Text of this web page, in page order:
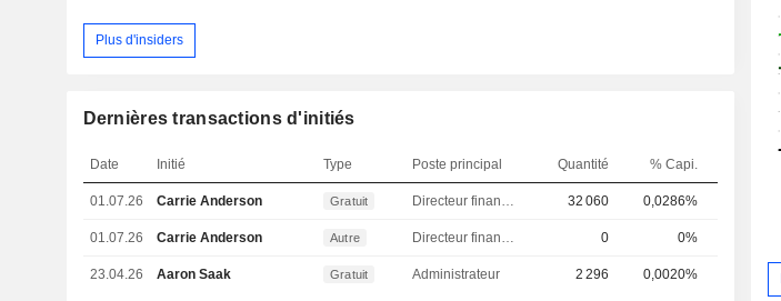
Plus d'insiders
Dernières transactions d'initiés
Date Initié Type Poste principal Quantité % Capi.
01.07.26 Carrie Anderson Gratuit 32 060 0,0286%
01.07.26 Carrie Anderson Autre 0 0%
23.04.26 Aaron Saak Gratuit Administrateur 2 296 0,0020%